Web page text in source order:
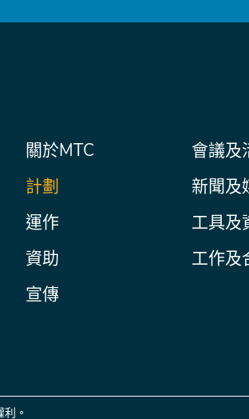
主
菜
單
關於MTC
計劃
運作
資助
宣傳
Secondary
會議及
新聞及
工具及
工作及
。